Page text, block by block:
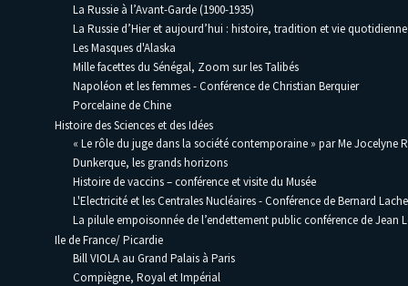
La Russie à l’Avant-Garde (1900-1935)
La Russie d’Hier et aujourd’hui : histoire, tradition et vie quotidienne
Les Masques d'Alaska
Mille facettes du Sénégal, Zoom sur les Talibés
Napoléon et les femmes - Conférence de Christian Berquier
Porcelaine de Chine
Histoire des Sciences et des Idées
« Le rôle du juge dans la société contemporaine » par Me Jocelyne
Dunkerque, les grands horizons
Histoire de vaccins – conférence et visite du Musée
L'Electricité et les Centrales Nucléaires - Conférence de Bernard
La pilule empoisonnée de l’endettement public conférence de Jean
Ile de France/ Picardie
Bill VIOLA au Grand Palais à Paris
Compiègne, Royal et Impérial